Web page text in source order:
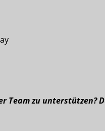
Team zu unterstützen?